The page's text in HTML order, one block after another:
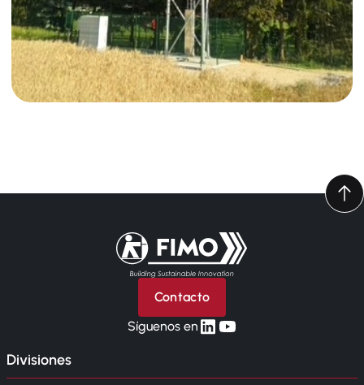
Volver a la página principal
Contacto
Síguenos enlinkedin
yt
Divisiones